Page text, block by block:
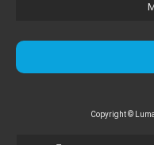
Copyright ©